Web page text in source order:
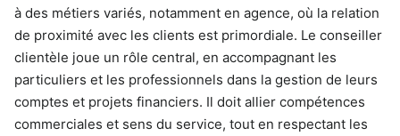
à des métiers variés, notamment en agence, où la relation
de proximité avec les clients est primordiale. Le conseiller
clientèle joue un rôle central, en accompagnant les
particuliers et les professionnels dans la gestion de leurs
comptes et projets financiers. Il doit allier compétences
commerciales et sens du service, tout en respectant les